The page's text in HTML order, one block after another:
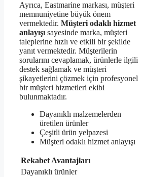
Ayrıca, Eastmarine markası, müşteri
memnuniyetine büyük önem
vermektedir. Müşteri odaklı hizmet
anlayışı sayesinde marka, müşteri
taleplerine hızlı ve etkili bir şekilde
yanıt vermektedir. Müşterilerin
sorularını cevaplamak, ürünlerle ilgili
destek sağlamak ve müşteri
şikayetlerini çözmek için profesyonel
bir müşteri hizmetleri ekibi
bulunmaktadır.
Dayanıklı malzemelerden
üretilen ürünler
Çeşitli ürün yelpazesi
Müşteri odaklı hizmet anlayışı
Rekabet Avantajları
Dayanıklı ürünler